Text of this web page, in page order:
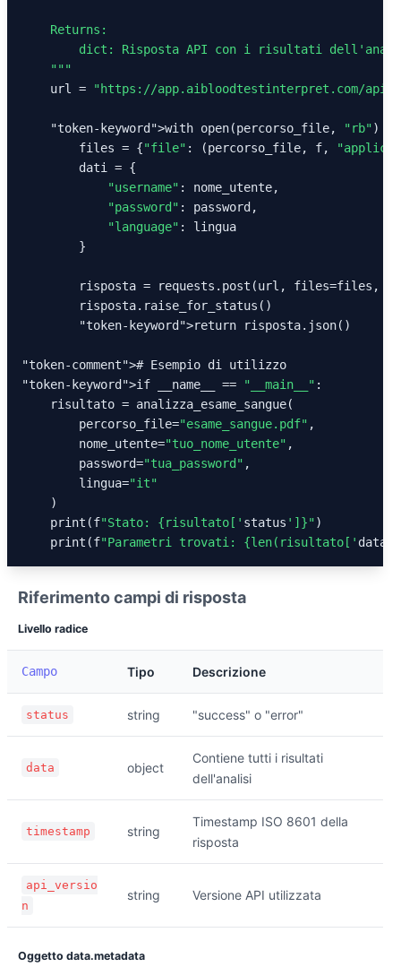
    Returns:
        dict: Risposta API con i risultati dell
    "
""
    url =
"https://app.aibloodtestinterpret.com/api/
"token-keyword">with open(percorso_file, "rb")
        files = {
"file" : (percorso_file, f,
        dati = {
"username" : nome_utente,
"password" : password,
"language" : lingua
        }
risposta = requests.post(url, files=files,
        risposta.raise_for_status()
"token-keyword">return risposta.json()
"token-comment"
"token-keyword">if __name__ == "__main__" :
    risultato = analizza_esame_sangue(
        percorso_file=
"esame_sangue.pdf" ,
        nome_utente=
"tuo_nome_utente" ,
        password=
"tua_password" ,
        lingua=
"it"
    )
    print(f
"Stato: {risultato[' status ']}")
    print(f
"Parametri trovati: {len(risultato[' data
Riferimento campi di risposta
Livello radice
Campo Tipo Descrizione
status string "success" o "error"
data object
Contiene tutti i risultati
dell'analisi
timestamp string
Timestamp ISO 8601 della
risposta
api_versio
n
string Versione API utilizzata
Oggetto data.metadata